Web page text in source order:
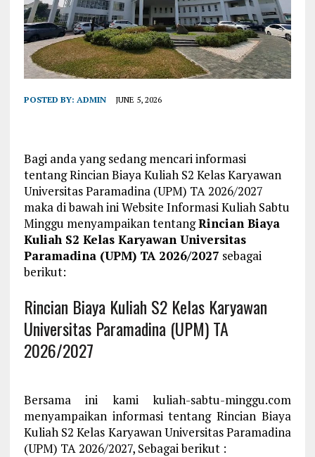
POSTED BY: ADMIN JUNE 5, 2026
Bagi anda yang sedang mencari informasi
tentang Rincian Biaya Kuliah S2 Kelas Karyawan
Universitas Paramadina (UPM) TA 2026/2027
maka di bawah ini Website Informasi Kuliah Sabtu
Minggu menyampaikan tentangRincian Biaya
Kuliah S2 Kelas Karyawan Universitas
Paramadina (UPM) TA 2026/2027 sebagai
berikut:
Rincian Biaya Kuliah S2 Kelas Karyawan
Universitas Paramadina (UPM) TA
2026/2027
Bersama ini kami kuliah-sabtu-minggu.com
menyampaikan informasi tentang Rincian Biaya
Kuliah S2 Kelas Karyawan Universitas Paramadina
(UPM) TA 2026/2027, Sebagai berikut :